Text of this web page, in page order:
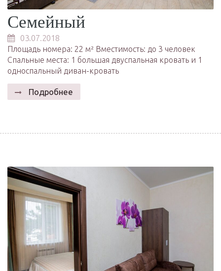
Семейный
03.07.2018
Площадь номера: 22 м² Вместимость: до 3 человек
Спальные места: 1 большая двуспальная кровать и 1
односпальный диван-кровать
Подробнее